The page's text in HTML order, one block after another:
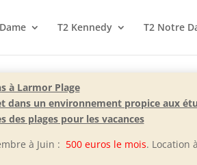
T2 Kennedy T2 Notre
à Larmor Plage
dans un environnement propice aux
des plages pour les vacances
à Juin : 500 euros le mois. Location